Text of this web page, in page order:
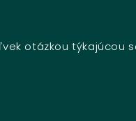
otázkou týkajúcou